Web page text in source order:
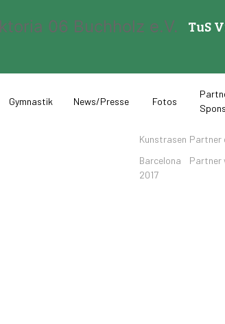
TuS
Gymnastik News/Presse Fotos
Kunstrasen
Barcelona
2017
Partner
Partner